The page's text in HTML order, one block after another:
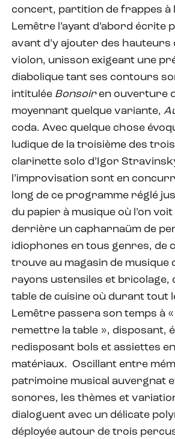
concert, partition de frappes à
Lemêtre l’ayant d’abord écrite
avant d’y ajouter des hauteurs
violon, unisson exigeant une
diabolique tant ses contours
intitulée Bonsoir en ouverture
moyennant quelque variante,
coda. Avec quelque chose
ludique de la troisième des
clarinette solo d’Igor
l’improvisation sont en
long de ce programme réglé
du papier à musique où l’on
derrière un capharnaüm de
idiophones en tous genres, de
trouve au magasin de musique
rayons ustensiles et bricolage,
table de cuisine où durant tout
Lemêtre passera son temps à
remettre la table », disposant,
redisposant bols et assiettes
matériaux. Oscillant entre
patrimoine musical auvergnat
sonores, les thèmes et
dialoguent avec un délicate
déployée autour de trois